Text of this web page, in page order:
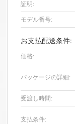
証明:
モデル番号:
お支払配送条件:
価格:
パッケージの詳細:
受渡し時間:
支払条件: